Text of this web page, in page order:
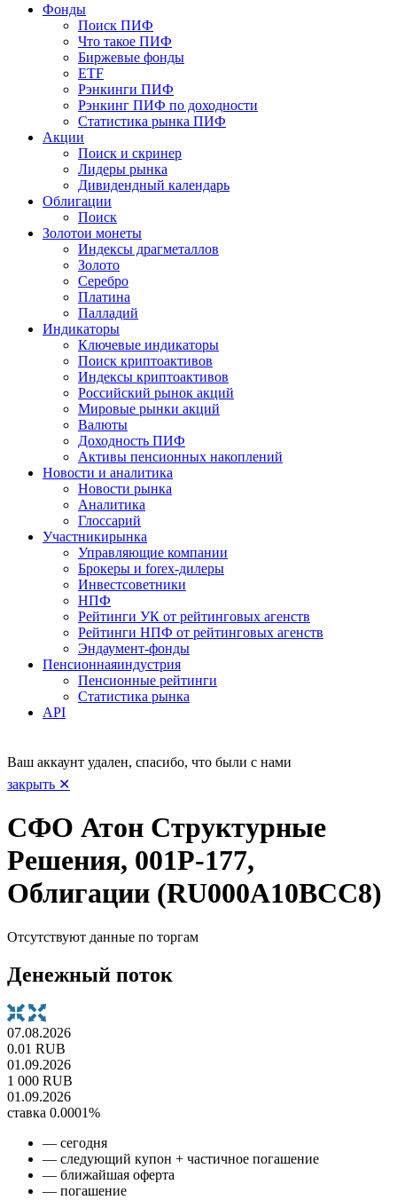
Фонды
Поиск ПИФ
Что такое ПИФ
Биржевые фонды
ETF
Рэнкинги ПИФ
Рэнкинг ПИФ по доходности
Статистика рынка ПИФ
Акции
Поиск и скринер
Лидеры рынка
Дивидендный календарь
Облигации
Поиск
Золотои монеты
Индексы драгметаллов
Золото
Серебро
Платина
Палладий
Индикаторы
Ключевые индикаторы
Поиск криптоактивов
Индексы криптоактивов
Российский рынок акций
Мировые рынки акций
Валюты
Доходность ПИФ
Активы пенсионных накоплений
Новости и аналитика
Новости рынка
Аналитика
Глоссарий
Участникирынка
Управляющие компании
Брокеры и forex-дилеры
Инвестсоветники
НПФ
Рейтинги УК от рейтинговых агенств
Рейтинги НПФ от рейтинговых агенств
Эндаумент-фонды
Пенсионнаяиндустрия
Пенсионные рейтинги
Статистика рынка
API
Ваш аккаунт удален, спасибо, что были с нами
закрыть ✕
СФО Атон Структурные
Решения, 001Р-177,
Облигации (RU000A10BCC8)
Отсутствуют данные по торгам
Денежный поток
07.08.2026
0.01 RUB
01.09.2026
1 000 RUB
01.09.2026
ставка 0.0001%
— сегодня
— следующий купон + частичное погашение
— ближайшая оферта
— погашение